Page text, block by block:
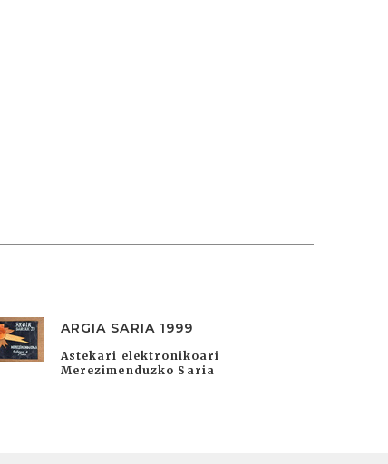
ARGIA SARIA 1999
Astekari elektronikoari
Merezimenduzko Saria